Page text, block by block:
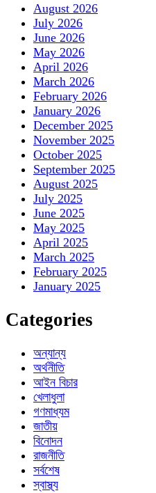
August 2026
July 2026
June 2026
May 2026
April 2026
March 2026
February 2026
January 2026
December 2025
November 2025
October 2025
September 2025
August 2025
July 2025
June 2025
May 2025
April 2025
March 2025
February 2025
January 2025
Categories
অন্যান্য
অর্থনীতি
আইন বিচার
খেলাধুলা
গণমাধ্যম
জাতীয়
বিনোদন
রাজনীতি
সর্বশেষ
স্বাস্থ্য